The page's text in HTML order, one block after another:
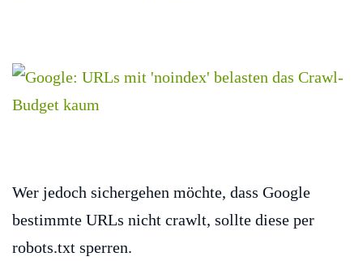
Wer jedoch sichergehen möchte, dass Google
bestimmte URLs nicht crawlt, sollte diese per
robots.txt sperren.